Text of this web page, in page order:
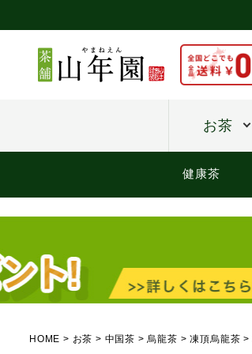
お茶
健康茶
HOME お茶 中国茶 烏龍茶 凍頂烏龍茶